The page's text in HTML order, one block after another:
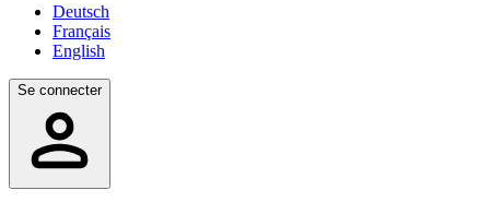
Deutsch
Français
English
Se connecter